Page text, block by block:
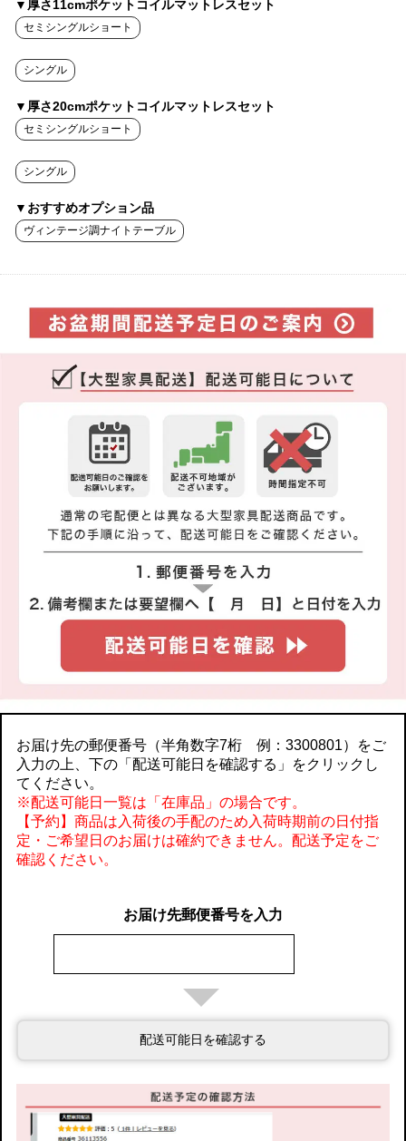
▼厚さ11cmポケットコイルマットレスセット
セミシングルショート
シングル
▼厚さ20cmポケットコイルマットレスセット
セミシングルショート
シングル
▼おすすめオプション品
ヴィンテージ調ナイトテーブル
お届け先の郵便番号（半角数字7桁 例：3300801）をご
入力の上、下の「配送可能日を確認する」をクリックし
てください。
※配送可能日一覧は「在庫品」の場合です。
【予約】商品は入荷後の手配のため入荷時期前の日付指
定・ご希望日のお届けは確約できません。配送予定をご
確認ください。
お届け先郵便番号を入力
配送可能日を確認する